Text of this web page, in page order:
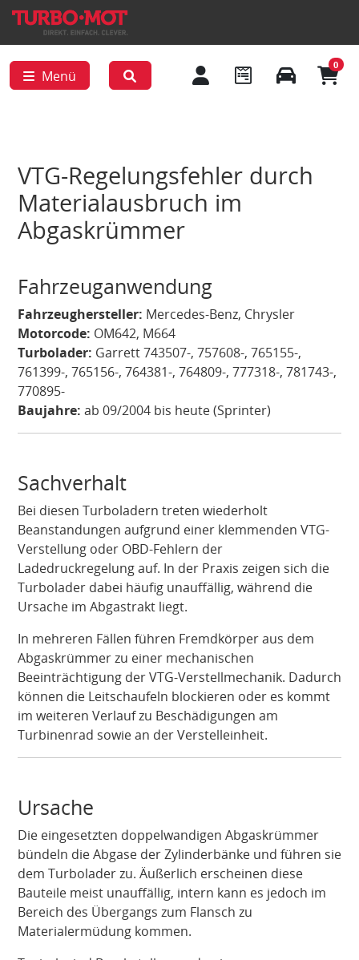
Menü
0
VTG-Regelungsfehler durch
Materialausbruch im
Abgaskrümmer
Fahrzeuganwendung
Fahrzeughersteller: Mercedes-Benz, Chrysler
Motorcode: OM642, M664
Turbolader: Garrett 743507-, 757608-, 765155-,
761399-, 765156-, 764381-, 764809-, 777318-, 781743-,
770895-
Baujahre: ab 09/2004 bis heute (Sprinter)
Sachverhalt
Bei diesen Turboladern treten wiederholt
Beanstandungen aufgrund einer klemmenden VTG-
Verstellung oder OBD-Fehlern der
Ladedruckregelung auf. In der Praxis zeigen sich die
Turbolader dabei häufig unauffällig, während die
Ursache im Abgastrakt liegt.
In mehreren Fällen führen Fremdkörper aus dem
Abgaskrümmer zu einer mechanischen
Beeinträchtigung der VTG-Verstellmechanik. Dadurch
können die Leitschaufeln blockieren oder es kommt
im weiteren Verlauf zu Beschädigungen am
Turbinenrad sowie an der Verstelleinheit.
Ursache
Die eingesetzten doppelwandigen Abgaskrümmer
bündeln die Abgase der Zylinderbänke und führen sie
dem Turbolader zu. Äußerlich erscheinen diese
Bauteile meist unauffällig, intern kann es jedoch im
Bereich des Übergangs zum Flansch zu
Materialermüdung kommen.